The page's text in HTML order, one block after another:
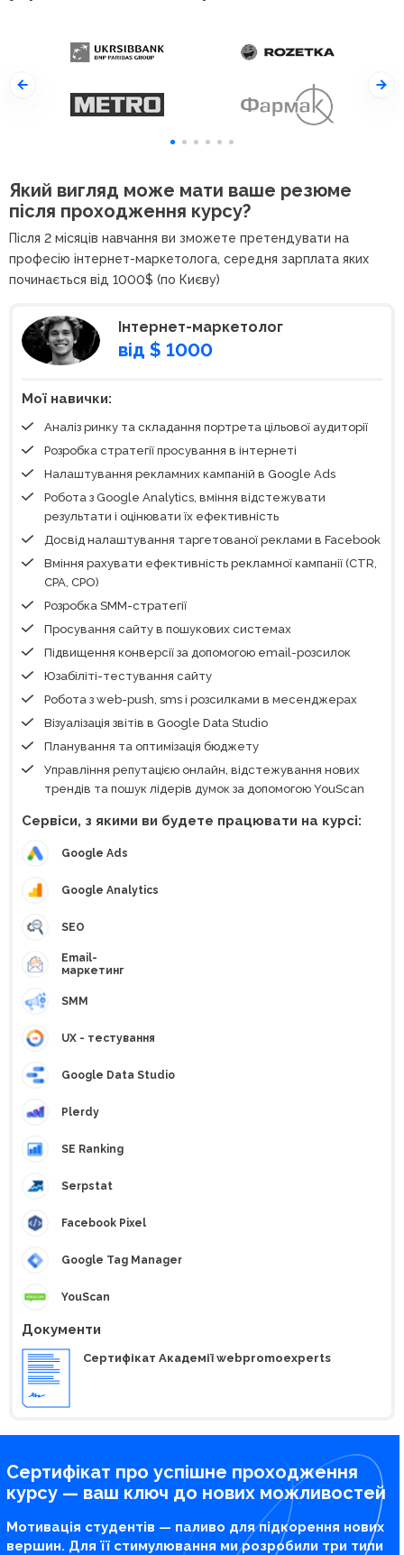
Який вигляд може мати ваше резюме
після проходження курсу?
Після 2 місяців навчання ви зможете претендувати на
професію інтернет-маркетолога, середня зарплата яких
починається від 1000$ (по Києву)
Інтернет-маркетолог
від $ 1000
Мої навички:
Аналіз ринку та складання портрета цільової аудиторії
Розробка стратегії просування в інтернеті
Налаштування рекламних кампаній в Google Ads
Робота з Google Analytics, вміння відстежувати
результати і оцінювати їх ефективність
Досвід налаштування таргетованої реклами в Facebook
Вміння рахувати ефективність рекламної кампанії (CTR,
CPA, СPO)
Розробка SMM-стратегії
Просування сайту в пошукових системах
Підвищення конверсії за допомогою email-розсилок
Юзабіліті-тестування сайту
Робота з web-push, sms і розсилками в месенджерах
Візуалізація звітів в Google Data Studio
Планування та оптимізація бюджету
Управління репутацією онлайн, відстежування нових
трендів та пошук лідерів думок за допомогою YouScan
Сервіси, з якими ви будете працювати на курсі:
Google Ads
Google Analytics
SEO
Email-
маркетинг
SMM
UX - тестування
Google Data Studio
Plerdy
SE Ranking
Serpstat
Facebook Pixel
Google Tag Manager
YouScan
Документи
Сертифікат Академії webpromoexperts
Сертифікат про успішне проходження
курсу — ваш ключ до нових можливостей
Мотивація студентів — паливо для підкорення нових
вершин. Для її стимулювання ми розробили три типи